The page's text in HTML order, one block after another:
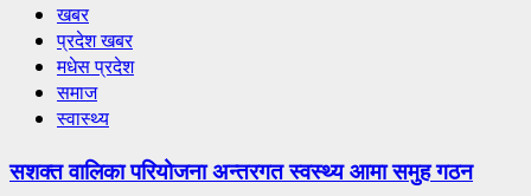
खबर
प्रदेश खबर
मधेस प्रदेश
समाज
स्वास्थ्य
सशक्त वालिका परियोजना अन्तरगत स्वस्थ्य आमा समुह गठन